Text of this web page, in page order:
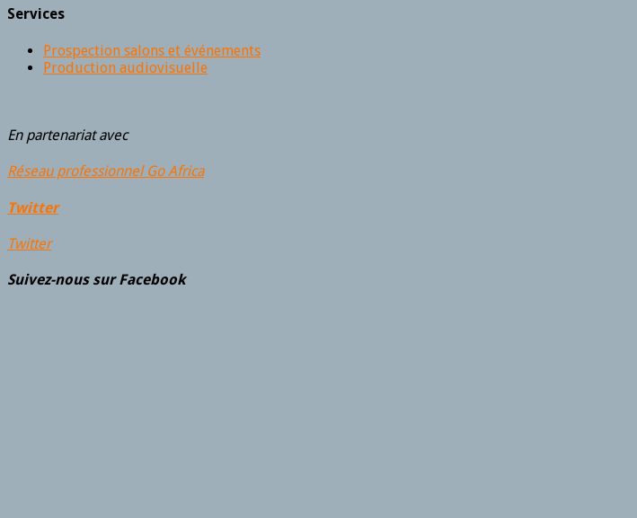
Services
Prospection salons et événements
Production audiovisuelle
En partenariat avec
Réseau professionnel Go Africa
Twitter
Twitter
Suivez-nous sur Facebook